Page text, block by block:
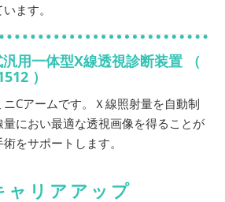
ます。
用一体型X線透視診断装置 （
）
Cアームです。Ｘ線照射量を自動制
におい最適な透視画像を得ることが
をサポートします。
ャリアアップ